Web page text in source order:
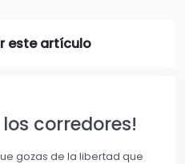
este artículo
corredores!
gozas de la libertad que